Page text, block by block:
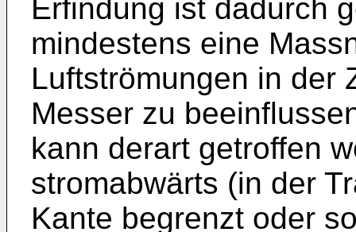
Erfindung ist dadurch
mindestens eine
Luftströmungen in der
Messer zu
kann derart getroffen
stromabwärts (in der
Kante begrenzt oder